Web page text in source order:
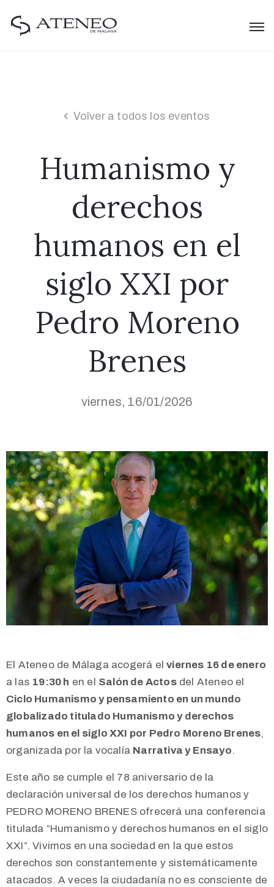
Volver a todos los eventos
Humanismo y
derechos
humanos en el
siglo XXI por
Pedro Moreno
Brenes
viernes, 16/01/2026
El Ateneo de Málaga acogerá elviernes 16 de enero
a las 19:30 h en el Salón de Actosdel Ateneo el
Ciclo Humanismo y pensamiento en un mundo
globalizado titulado Humanismo y derechos
humanos en el siglo XXI por Pedro Moreno Brenes,
organizada por la vocalía Narrativa y Ensayo.
Este año se cumple el 78 aniversario de la
declaración universal de los derechos humanos y
PEDRO MORENO BRENES ofrecerá una conferencia
titulada “Humanismo y derechos humanos en el siglo
XXI”. Vivimos en una sociedad en la que estos
derechos son constantemente y sistemáticamente
atacados. A veces la ciudadanía no es consciente de